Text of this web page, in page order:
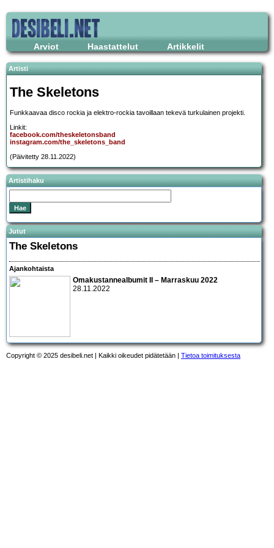
Arviot Haastattelut Artikkelit
Artisti
The Skeletons
Funkkaavaa disco rockia ja elektro-rockia tavoillaan tekevä turkulainen projekti.
Linkit:
facebook.com/theskeletonsband
instagram.com/the_skeletons_band
(Päivitetty 28.11.2022)
Artistihaku
Jutut
The Skeletons
Ajankohtaista
Omakustannealbumit II – Marraskuu 2022
28.11.2022
Copyright © 2025 desibeli.net | Kaikki oikeudet pidätetään | Tietoa toimituksesta